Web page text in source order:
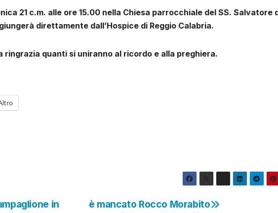
21 c.m. alle ore 15.00 nella Chiesa parrocchiale del SS. Salvatore
direttamente dall’Hospice di Reggio Calabria.
ringrazia quanti si uniranno al ricordo e alla preghiera.
è mancato Rocco Morabito
in